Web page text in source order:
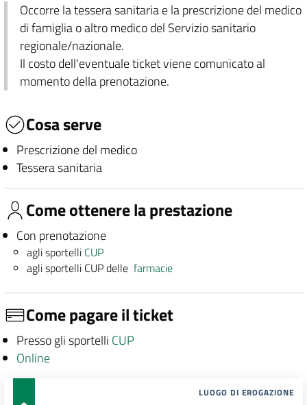
Occorre la tessera sanitaria e la prescrizione del medico
di famiglia o altro medico del Servizio sanitario
regionale/nazionale.
Il costo dell'eventuale ticket viene comunicato al
momento della prenotazione.
Cosa serve
Prescrizione del medico
Tessera sanitaria
Come ottenere la prestazione
Con prenotazione
agli sportelli CUP
agli sportelli CUP dellefarmacie
Come pagare il ticket
Presso gli sportelli CUP
Online
LUOGO DI EROGAZIONE